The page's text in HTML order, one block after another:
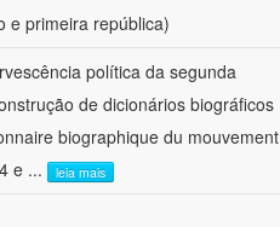
e primeira república)
política da segunda
de dicionários biográficos
biographique du mouvement
e ... leia mais